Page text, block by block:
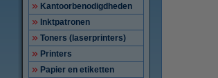
Kantoorbenodigdheden
Inktpatronen
Toners (laserprinters)
Printers
Papier en etiketten